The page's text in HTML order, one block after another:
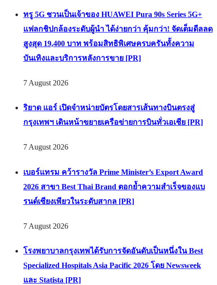
ทรู 5G ชวนเป็นเจ้าของ HUAWEI Pura 90s Series 5G+
แฟลกชิปกล้องระดับผู้นำ ได้ง่ายกว่า คุ้มกว่า! จัดเต็มดีลลด
สูงสุด 19,400 บาท พร้อมสิทธิพิเศษครบครันทั้งความ
บันเทิงและบริการหลังการขาย [PR]
7 August 2026
ริยาด แอร์ เปิดจำหน่ายบัตรโดยสารเส้นทางบินตรงสู่
กรุงเทพฯ เดินหน้าขยายเครือข่ายการบินทั่วเอเชีย [PR]
7 August 2026
เบอร์แทรม คว้ารางวัล Prime Minister’s Export Award
2026 สาขา Best Thai Brand ตอกย้ำความสำเร็จของแบ
รนด์เซียงเพียวในระดับสากล [PR]
7 August 2026
โรงพยาบาลกรุงเทพได้รับการจัดอันดับเป็นหนึ่งใน Best
Specialized Hospitals Asia Pacific 2026 โดย Newsweek
และ Statista [PR]